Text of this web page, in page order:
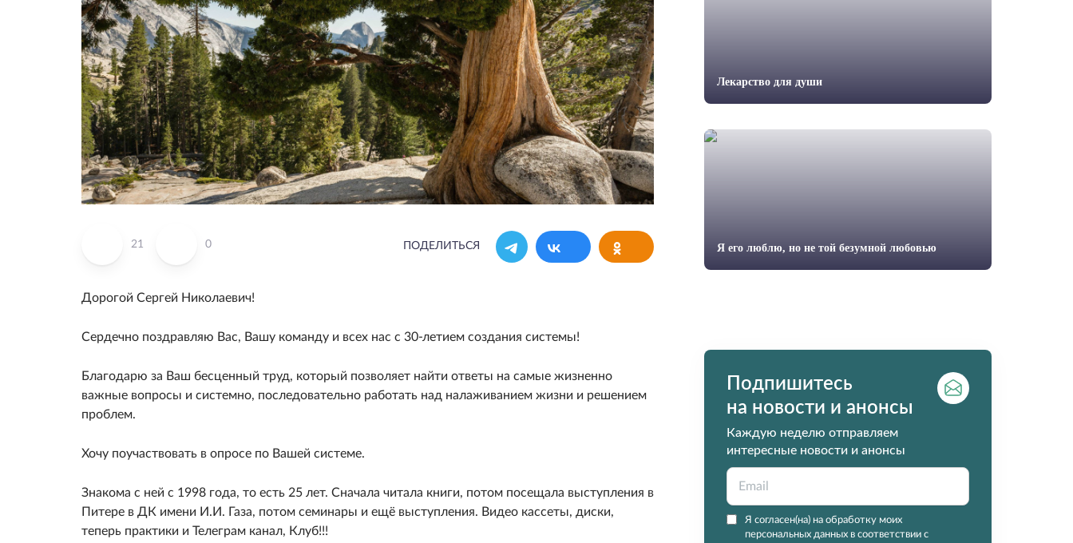
21 0 ПОДЕЛИТЬСЯ
Дорогой Сергей Николаевич!
Сердечно поздравляю Вас, Вашу команду и всех нас с 30-летием создания системы!
Благодарю за Ваш бесценный труд, который позволяет найти ответы на самые жизненно
важные вопросы и системно, последовательно работать над налаживанием жизни и решением
проблем.
Хочу поучаствовать в опросе по Вашей системе.
Знакома с ней с 1998 года, то есть 25 лет. Сначала читала книги, потом посещала выступления в
Питере в ДК имени И.И. Газа, потом семинары и ещё выступления. Видео кассеты, диски,
теперь практики и Телеграм канал, Клуб!!!
Лекарство для души
Я его люблю, но не той безумной любовью
Подпишитесь
на новости и анонсы
Каждую неделю отправляем
интересные новости и анонсы
Я согласен(на) на обработку моих
персональных данных в соответствии с